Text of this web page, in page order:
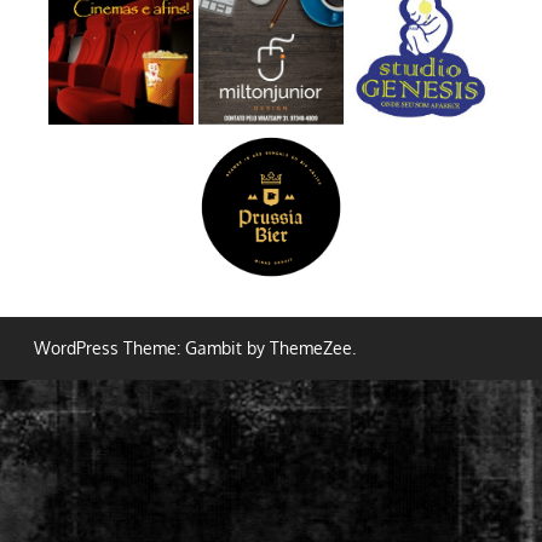
WordPress Theme: Gambit by ThemeZee.